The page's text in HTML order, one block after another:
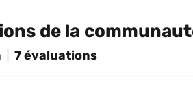
de la
7 évaluations